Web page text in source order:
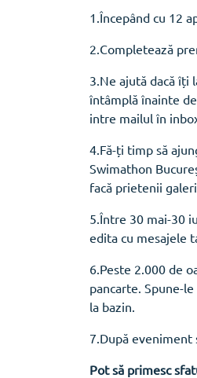
1.Începând cu 12
2.Completează
3.Ne ajută dacă îți
întâmplă înainte
intre mailul în
4.Fă-ți timp să
Swimathon
facă prietenii
5.Între 30 mai-30
edita cu mesajele
6.Peste 2.000 de
pancarte. Spune-
la bazin.
7.După
Pot să primesc